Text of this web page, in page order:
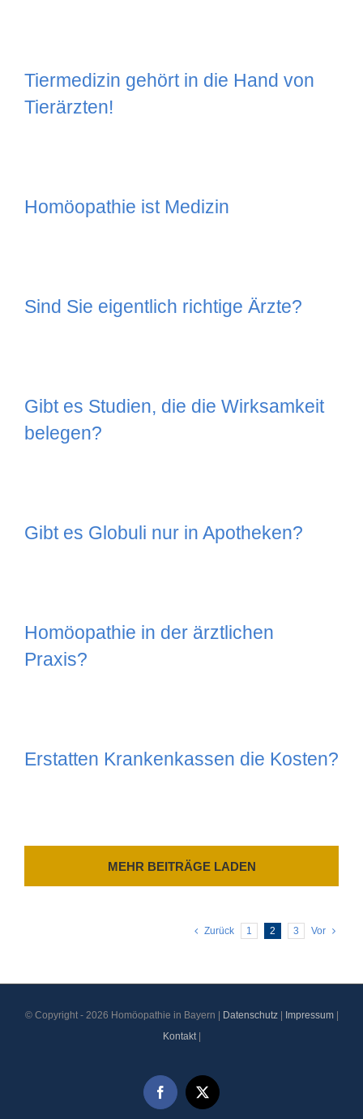
Tiermedizin gehört in die Hand von
Tierärzten!
Homöopathie ist Medizin
Sind Sie eigentlich richtige Ärzte?
Gibt es Studien, die die Wirksamkeit
belegen?
Gibt es Globuli nur in Apotheken?
Homöopathie in der ärztlichen
Praxis?
Erstatten Krankenkassen die Kosten?
MEHR BEITRÄGE LADEN
Zurück 1 2 3 Vor
© Copyright - 2026 Homöopathie in Bayern | Datenschutz| Impressum|
Kontakt|
Facebook
X